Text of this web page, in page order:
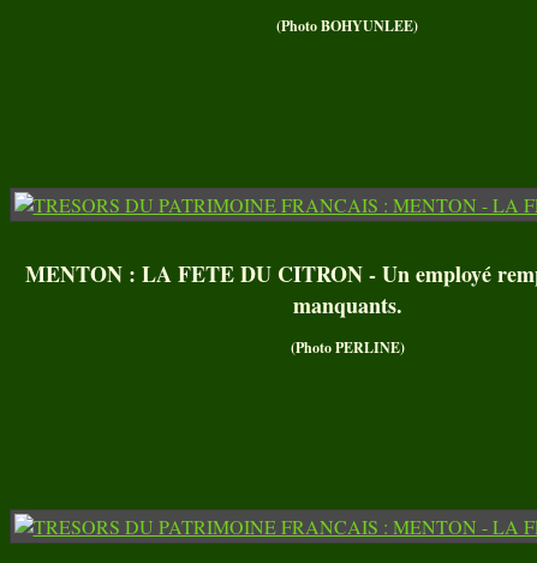
(Photo BOHYUNLEE)
MENTON : LA FETE DU CITRON - Un employé
manquants.
(Photo PERLINE)